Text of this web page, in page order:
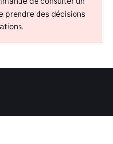
prendre des décisions